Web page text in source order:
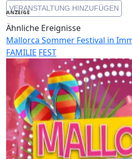
VERANSTALTUNG HINZUFÜGEN
ANZEIGE
Ähnliche Ereignisse
Mallorca Sommer Festival in
FAMILIE FEST